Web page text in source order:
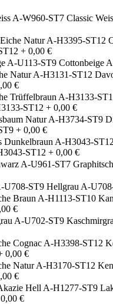
Classic
+ 0,00 €
Cottonbeige
€
ST12 + 0,00 €
+ 0,00 €
ST12 + 0,00 €
Hellgrau A-
€
0,00 €
€
€